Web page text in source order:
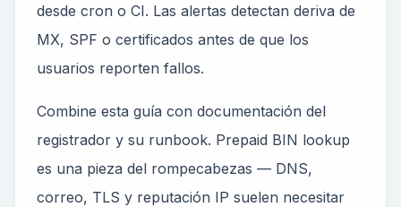
desde cron o CI. Las alertas detectan deriva de
MX, SPF o certificados antes de que los
usuarios reporten fallos.
Combine esta guía con documentación del
registrador y su runbook. Prepaid BIN lookup
es una pieza del rompecabezas — DNS,
correo, TLS y reputación IP suelen necesitar